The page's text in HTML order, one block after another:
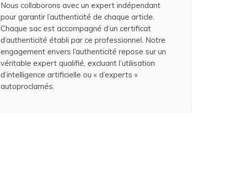
Nous collaborons avec un expert indépendant
pour garantir l’authenticité de chaque article.
Chaque sac est accompagné d’un certificat
d’authenticité établi par ce professionnel. Notre
engagement envers l’authenticité repose sur un
véritable expert qualifié, excluant l’utilisation
d’intelligence artificielle ou « d’experts »
autoproclamés.